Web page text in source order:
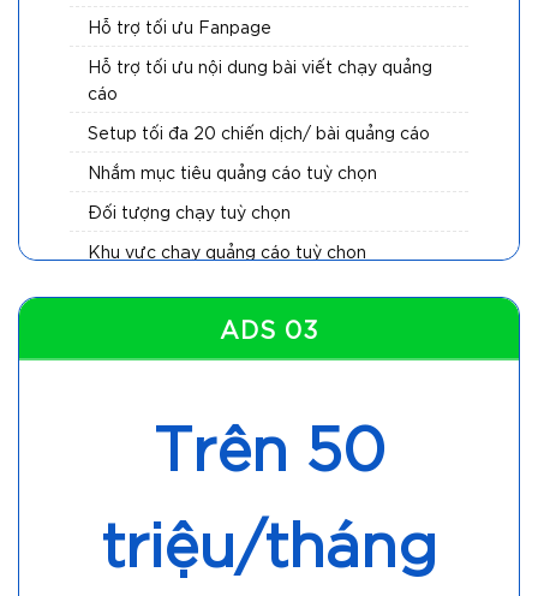
Hỗ trợ tối ưu Fanpage
Hỗ trợ tối ưu nội dung bài viết chạy quảng
cáo
Setup tối đa 20 chiến dịch/ bài quảng cáo
Nhắm mục tiêu quảng cáo tuỳ chọn
Đối tượng chạy tuỳ chọn
Khu vực chạy quảng cáo tuỳ chọn
Theo dõi đo lường, tối ưu quảng cáo hàng
Tần suất báo cáo hằng ngày và xem trực
tiếp số liệu quảng cáo trên tài khoản được
share quyền
ADS 03
Trên 50
triệu/tháng